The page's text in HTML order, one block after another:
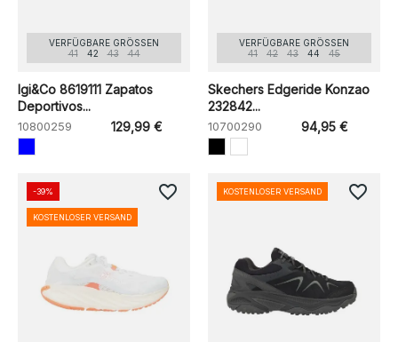
VERFÜGBARE GRÖSSEN
41
42 43 44
Igi&Co 8619111 Zapatos
Deportivos...
10800259 129,99 €
VERFÜGBARE GRÖSSEN
41
42 43 44 45
Skechers Edgeride Konzao
232842...
10700290 94,95 €
-39%
KOSTENLOSER VERSAND
favorite_border KOSTENLOSER VERSAND favorite_border